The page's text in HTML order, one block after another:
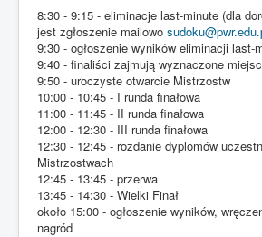
8:30 - 9:15 - eliminacje last-minute (dla
jest zgłoszenie mailowo
9:30 - ogłoszenie wyników eliminacji last-
9:40 - finaliści zajmują wyznaczone
9:50 - uroczyste otwarcie Mistrzostw
10:00 - 10:45 - I runda finałowa
11:00 - 11:45 - II runda finałowa
12:00 - 12:30 - III runda finałowa
12:30 - 12:45 - rozdanie dyplomów
Mistrzostwach
12:45 - 13:45 - przerwa
13:45 - 14:30 - Wielki Finał
około 15:00 - ogłoszenie wyników,
nagród